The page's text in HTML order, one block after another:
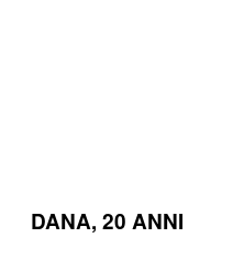
DANA, 20 ANNI